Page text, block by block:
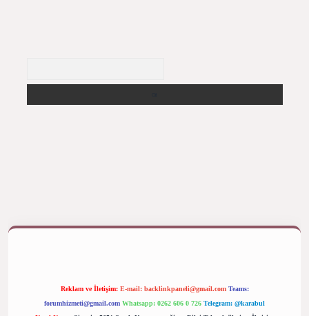
Reklam ve İletişim: E-mail: backlinkpaneli@gmail.com Teams:
forumhizmeti@gmail.com Whatsapp: 0262 606 0 726 Telegram: @karabul